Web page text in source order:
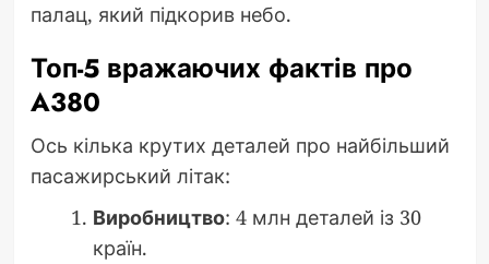
палац, який підкорив небо.
Топ-5 вражаючих фактів про
A380
Ось кілька крутих деталей про найбільший
пасажирський літак:
Виробництво: 4 млн деталей із 30
країн.